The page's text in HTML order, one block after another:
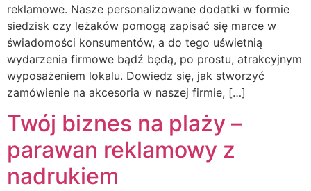
reklamowe. Nasze personalizowane dodatki w formie
siedzisk czy leżaków pomogą zapisać się marce w
świadomości konsumentów, a do tego uświetnią
wydarzenia firmowe bądź będą, po prostu, atrakcyjnym
wyposażeniem lokalu. Dowiedz się, jak stworzyć
zamówienie na akcesoria w naszej firmie, […]
Twój biznes na plaży –
parawan reklamowy z
nadrukiem